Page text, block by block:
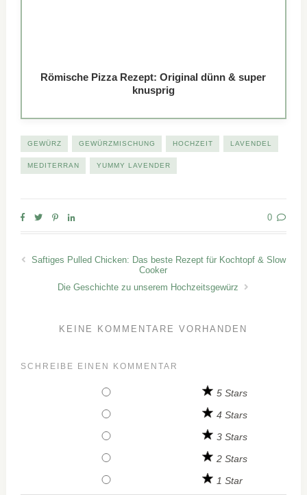
Römische Pizza Rezept: Original dünn & super
knusprig
GEWÜRZ GEWÜRZMISCHUNG HOCHZEIT LAVENDEL
MEDITERRAN YUMMY LAVENDER
0
Saftiges Pulled Chicken: Das beste Rezept für Kochtopf & Slow
Cooker
Die Geschichte zu unserem Hochzeitsgewürz
KEINE KOMMENTARE VORHANDEN
SCHREIBE EINEN KOMMENTAR
5 Stars
4 Stars
3 Stars
2 Stars
1 Star